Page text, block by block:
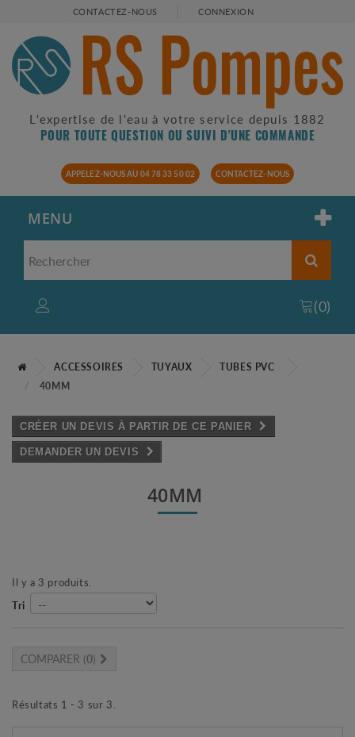
CONTACTEZ-NOUS CONNEXION
L'expertise de l'eau à votre service depuis 1882
POUR TOUTE QUESTION OU SUIVI D'UNE COMMANDE
APPELEZ-NOUS AU 04 78 33 50 02 CONTACTEZ-NOUS
MENU
(0)
ACCESSOIRES TUYAUX
TUBES PVC
40MM
CRÉER UN DEVIS À PARTIR DE CE PANIER
DEMANDER UN DEVIS
40MM
Il y a 3 produits.
Tri
COMPARER (0)
Résultats 1 - 3 sur 3.